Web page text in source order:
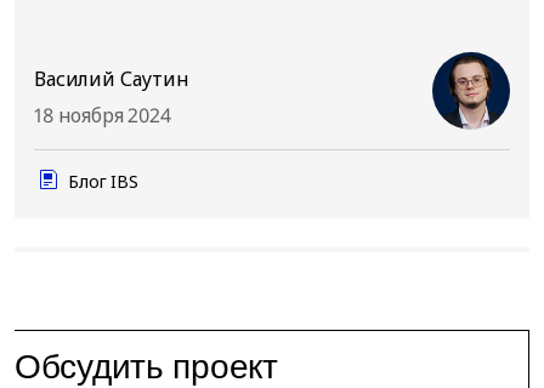
Василий Саутин
18 ноября 2024
Блог IBS
Обсудить проект